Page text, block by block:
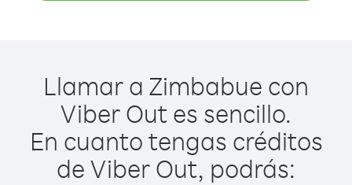
Llamar a Zimbabue con
Viber Out es sencillo.
En cuanto tengas créditos
de Viber Out, podrás: